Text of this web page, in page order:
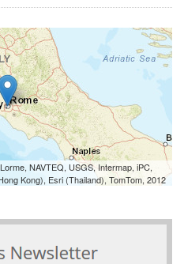
NAVTEQ, USGS, Intermap, iPC,
Kong), Esri (Thailand), TomTom, 2012